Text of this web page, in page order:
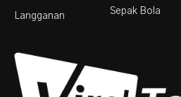
Langganan Sepak Bola